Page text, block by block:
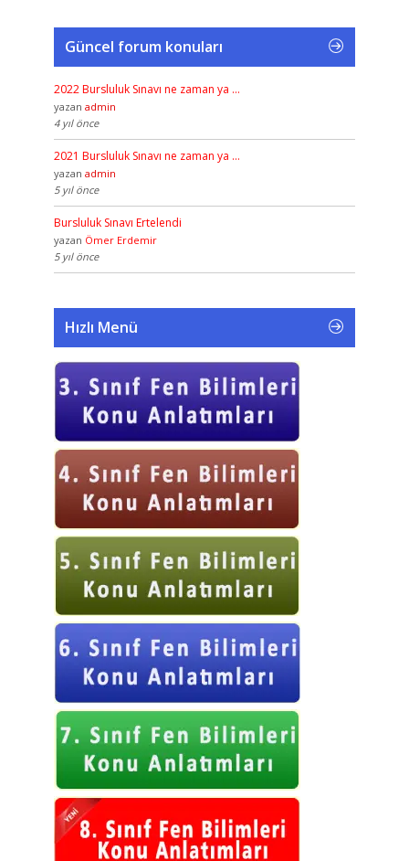
Güncel forum konuları
2022 Bursluluk Sınavı ne zaman ya …
yazan admin
4 yıl önce
2021 Bursluluk Sınavı ne zaman ya …
yazan admin
5 yıl önce
Bursluluk Sınavı Ertelendi
yazan Ömer Erdemir
5 yıl önce
Hızlı Menü